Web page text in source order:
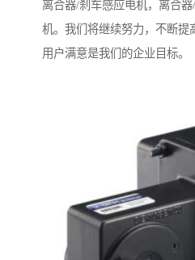
离合器/刹车感应电机，离合
机。我们将继续努力，不断提
用户满意是我们的企业目标。